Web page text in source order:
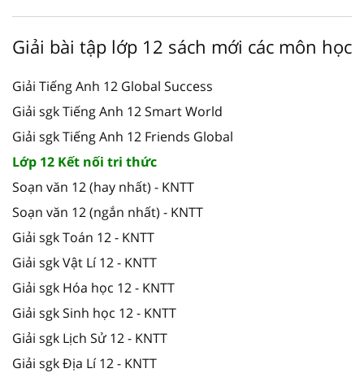
Giải bài tập lớp 12 sách mới các môn học
Giải Tiếng Anh 12 Global Success
Giải sgk Tiếng Anh 12 Smart World
Giải sgk Tiếng Anh 12 Friends Global
Lớp 12 Kết nối tri thức
Soạn văn 12 (hay nhất) - KNTT
Soạn văn 12 (ngắn nhất) - KNTT
Giải sgk Toán 12 - KNTT
Giải sgk Vật Lí 12 - KNTT
Giải sgk Hóa học 12 - KNTT
Giải sgk Sinh học 12 - KNTT
Giải sgk Lịch Sử 12 - KNTT
Giải sgk Địa Lí 12 - KNTT